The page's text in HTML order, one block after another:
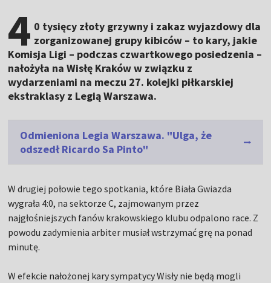
4 0 tysięcy złoty grzywny i zakaz wyjazdowy dla
zorganizowanej grupy kibiców – to kary, jakie
Komisja Ligi – podczas czwartkowego posiedzenia –
nałożyła na Wisłę Kraków w związku z
wydarzeniami na meczu 27. kolejki piłkarskiej
ekstraklasy z Legią Warszawa.
Odmieniona Legia Warszawa. "Ulga, że
odszedł Ricardo Sa Pinto"
W drugiej połowie tego spotkania, które Biała Gwiazda
wygrała 4:0, na sektorze C, zajmowanym przez
najgłośniejszych fanów krakowskiego klubu odpalono race. Z
powodu zadymienia arbiter musiał wstrzymać grę na ponad
minutę.
W efekcie nałożonej kary sympatycy Wisły nie będą mogli